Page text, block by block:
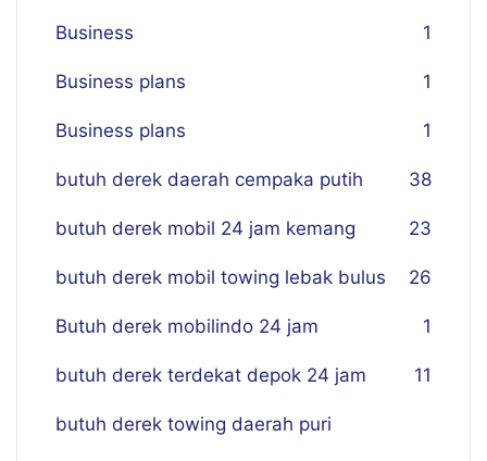
Business 1
Business plans 1
Business plans 1
butuh derek daerah cempaka putih 38
butuh derek mobil 24 jam kemang 23
butuh derek mobil towing lebak bulus 26
Butuh derek mobilindo 24 jam 1
butuh derek terdekat depok 24 jam 11
butuh derek towing daerah puri